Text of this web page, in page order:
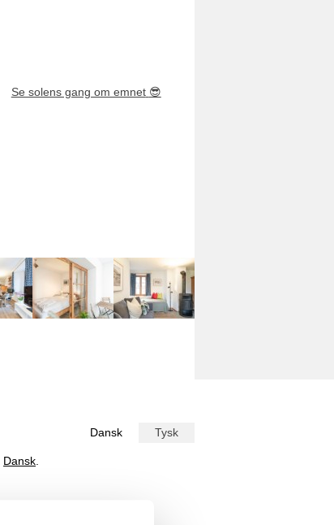
Se solens gang om emnet 😎
Dansk Tysk
Dansk